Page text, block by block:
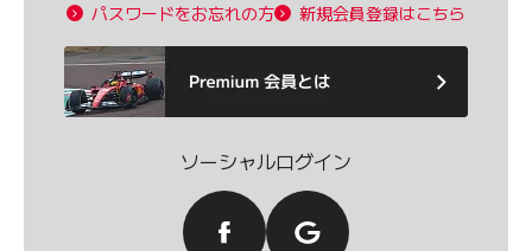
パスワードをお忘れの方 新規会員登録はこちら
ソーシャルログイン